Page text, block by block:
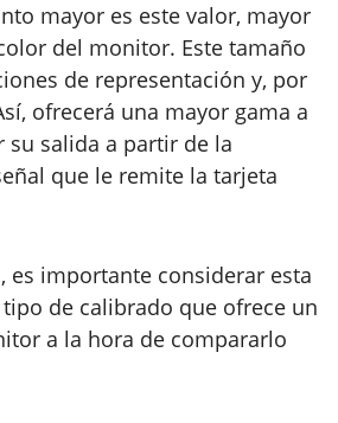
mayor es este valor, mayor
del monitor. Este tamaño
de representación y, por
ofrecerá una mayor gama a
su salida a partir de la
que le remite la tarjeta
es importante considerar esta
de calibrado que ofrece un
a la hora de compararlo